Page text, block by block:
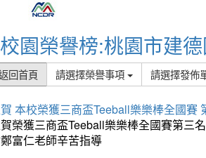
校園榮譽榜:桃園市建
回首頁 請選擇榮譽事項 請選擇發佈
本校榮獲三商盃Teeball樂樂棒全國賽
榮獲三商盃Teeball樂樂棒全國賽第三
富仁老師辛苦指導